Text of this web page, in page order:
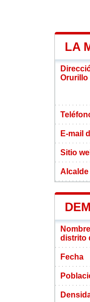
LA
Orurillo
E-mail
Sitio
distrito
Fecha